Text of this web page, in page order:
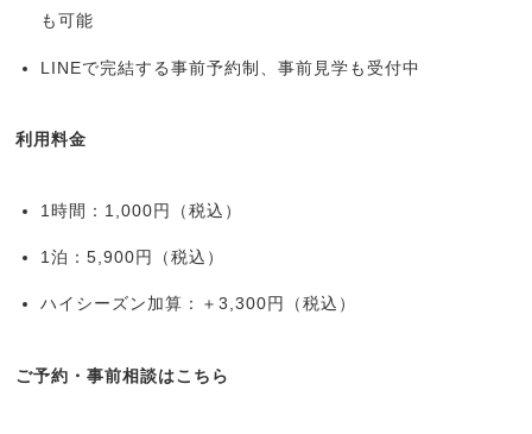
も可能
LINEで完結する事前予約制、事前見学も受付中
利用料金
1時間：1,000円（税込）
1泊：5,900円（税込）
ハイシーズン加算：＋3,300円（税込）
ご予約・事前相談はこちら